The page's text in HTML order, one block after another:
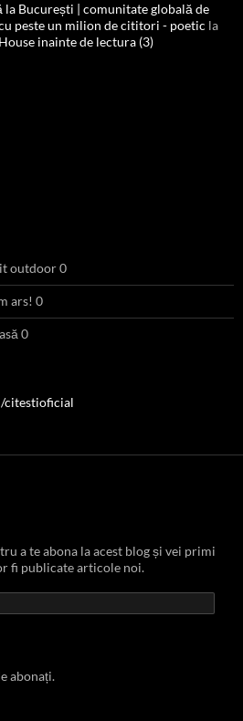
la București | comunitate globală de
peste un milion de cititori - poetic la
inainte de lectura (3)
outdoor 0
ars! 0
0
citestioficial
a te abona la acest blog și vei primi
fi publicate articole noi.
abonați.